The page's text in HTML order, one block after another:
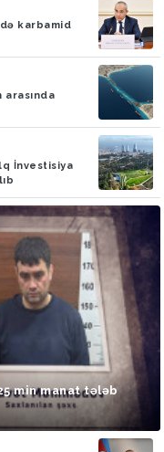
karbamid
arasında
İnvestisiya
min manat tələb